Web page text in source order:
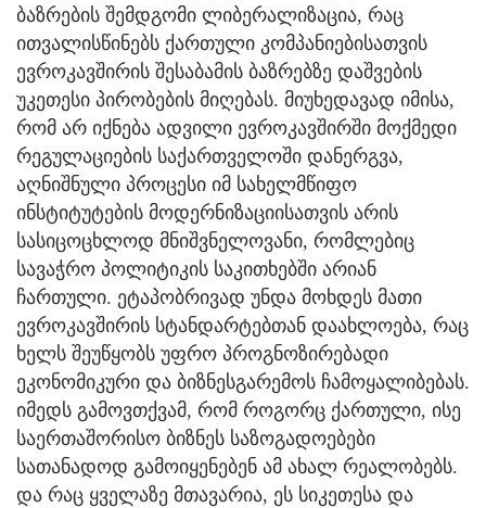
ბაზრების შემდგომი ლიბერალიზაცია, რაც
ითვალისწინებს ქართული კომპანიებისათვის
ევროკავშირის შესაბამის ბაზრებზე დაშვების
უკეთესი პირობების მიღებას. მიუხედავად იმისა,
რომ არ იქნება ადვილი ევროკავშირში მოქმედი
რეგულაციების საქართველოში დანერგვა,
აღნიშნული პროცესი იმ სახელმწიფო
ინსტიტუტების მოდერნიზაციისათვის არის
სასიცოცხლოდ მნიშვნელოვანი, რომლებიც
სავაჭრო პოლიტიკის საკითხებში არიან
ჩართული. ეტაპობრივად უნდა მოხდეს მათი
ევროკავშირის სტანდარტებთან დაახლოება, რაც
ხელს შეუწყობს უფრო პროგნოზირებადი
ეკონომიკური და ბიზნესგარემოს ჩამოყალიბებას.
იმედს გამოვთქვამ, რომ როგორც ქართული, ისე
საერთაშორისო ბიზნეს საზოგადოებები
სათანადოდ გამოიყენებენ ამ ახალ რეალობებს.
და რაც ყველაზე მთავარია, ეს სიკეთესა და